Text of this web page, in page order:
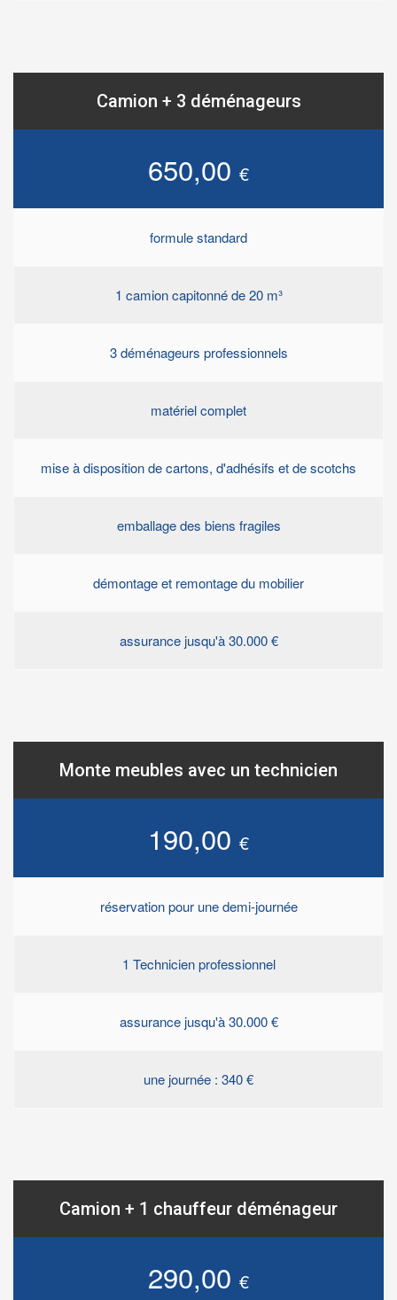
Camion + 3 déménageurs
650,00 €
formule standard
1 camion capitonné de 20 m³
3 déménageurs professionnels
matériel complet
mise à disposition de cartons, d'adhésifs et de scotchs
emballage des biens fragiles
démontage et remontage du mobilier
assurance jusqu'à 30.000 €
Monte meubles avec un technicien
190,00 €
réservation pour une demi-journée
1 Technicien professionnel
assurance jusqu'à 30.000 €
une journée : 340 €
Camion + 1 chauffeur déménageur
290,00 €